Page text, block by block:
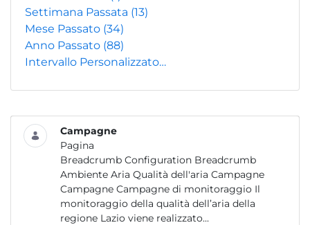
Settimana Passata (13)
Mese Passato (34)
Anno Passato (88)
Intervallo Personalizzato…
Campagne
Pagina
Breadcrumb Configuration Breadcrumb
Ambiente Aria Qualità dell'aria Campagne
Campagne Campagne di monitoraggio Il
monitoraggio della qualità dell’aria della
regione Lazio viene realizzato...